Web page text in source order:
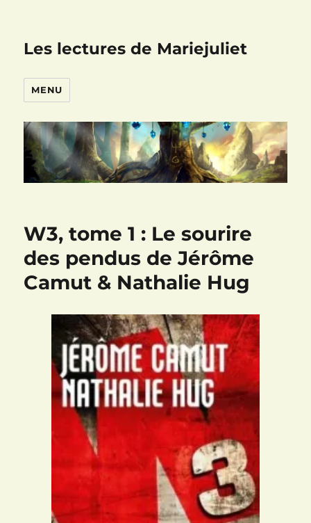
Les lectures de Mariejuliet
MENU
W3, tome 1 : Le sourire
des pendus de Jérôme
Camut & Nathalie Hug